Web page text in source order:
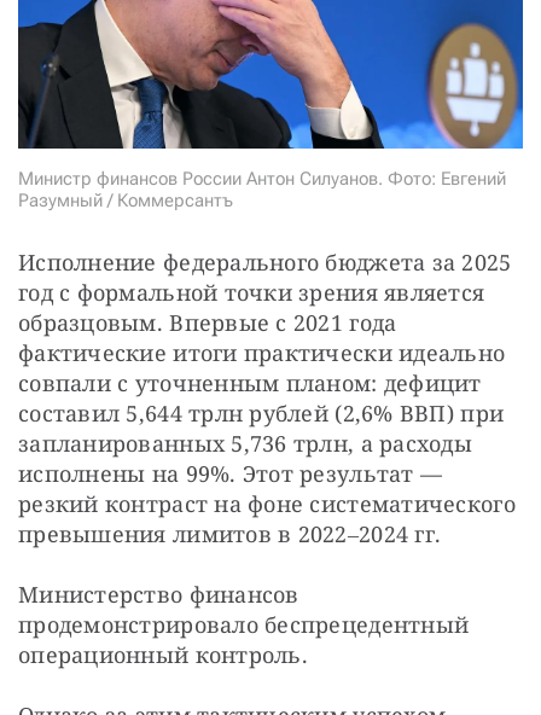
Министр финансов России Антон Силуанов. Фото: Евгений
Разумный / Коммерсантъ
Исполнение федерального бюджета за 2025
год с формальной точки зрения является
образцовым. Впервые с 2021 года
фактические итоги практически идеально
совпали с уточненным планом: дефицит
составил 5,644 трлн рублей (2,6% ВВП) при
запланированных 5,736 трлн, а расходы
исполнены на 99%. Этот результат —
резкий контраст на фоне систематического
превышения лимитов в 2022‒2024 гг.
Министерство финансов
продемонстрировало беспрецедентный
операционный контроль.
звоните:
+7 (929) 612-03-68